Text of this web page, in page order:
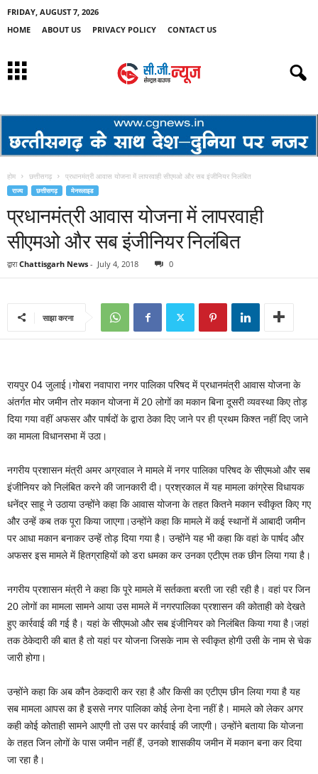
FRIDAY, AUGUST 7, 2026
HOME
ABOUT US PRIVACY POLICY CONTACT US
होम छत्तीसगढ़ प्रधानमंत्री आवास योजना में लापरवाही सीएमओ और सब इंजीनियर निलंबित
राज्य छत्तीसगढ़ मेनस्लाइड
प्रधानमंत्री आवास योजना में लापरवाही
सीएमओ और सब इंजीनियर निलंबित
द्वारा Chattisgarh News - July 4, 2018 0
साझा करना
रायपुर 04 जुलाई।गोबरा नवापारा नगर पालिका परिषद में प्रधानमंत्री आवास योजना के
अंतर्गत मोर जमीन तोर मकान योजना में 20 लोगों का मकान बिना दूसरी व्यवस्था किए तोड़
दिया गया वहीं अफसर और पार्षदों के द्वारा ठेका दिए जाने पर ही प्रथम किश्त नहीं दिए जाने
का मामला विधानसभा में उठा।
नगरीय प्रशासन मंत्री अमर अग्रवाल ने मामले में नगर पालिका परिषद के सीएमओ और सब
इंजीनियर को निलंबित करने की जानकारी दी। प्रश्रकाल में यह मामला कांग्रेस विधायक
धनेंद्र साहू ने उठाया उन्होंने कहा कि आवास योजना के तहत कितने मकान स्वीकृत किए गए
और उन्हें कब तक पूरा किया जाएगा।उन्होंने कहा कि मामले में कई स्थानों में आबादी जमीन
पर आधा मकान बनाकर उन्हें तोड़ दिया गया है। उन्होंने यह भी कहा कि वहां के पार्षद और
अफसर इस मामले में हितग्राहियों को डरा धमका कर उनका एटीएम तक छीन लिया गया है।
नगरीय प्रशासन मंत्री ने कहा कि पूरे मामले में सर्तकता बरती जा रही रही है। वहां पर जिन
20 लोगों का मामला सामने आया उस मामले में नगरपालिका प्रशासन की कोताही को देखते
हुए कार्रवाई की गई है। यहां के सीएमओ और सब इंजीनियर को निलंबित किया गया है।जहां
तक ठेकेदारी की बात है तो यहां पर योजना जिसके नाम से स्वीकृत होगी उसी के नाम से चेक
जारी होगा।
उन्होंने कहा कि अब कौन ठेकदारी कर रहा है और किसी का एटीएम छीन लिया गया है यह
सब मामला आपस का है इससे नगर पालिका कोई लेना देना नहीं है। मामले को लेकर अगर
कही कोई कोताही सामने आएगी तो उस पर कार्रवाई की जाएगी। उन्होंने बताया कि योजना
के तहत जिन लोगों के पास जमीन नहीं हैं, उनको शासकीय जमीन में मकान बना कर दिया
जा रहा है।